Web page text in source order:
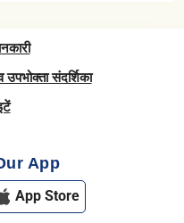
संदर्शिका
App
App Store